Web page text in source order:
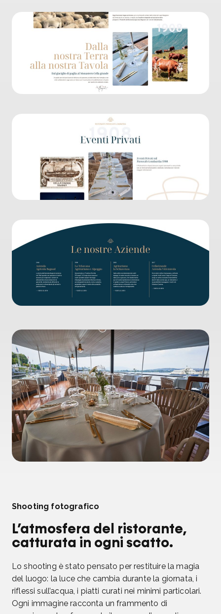
Shooting fotografico
L’atmosfera del ristorante,
catturata in ogni scatto.
Lo shooting è stato pensato per restituire la magia
del luogo: la luce che cambia durante la giornata, i
riflessi sull’acqua, i piatti curati nei minimi particolari.
Ogni immagine racconta un frammento di